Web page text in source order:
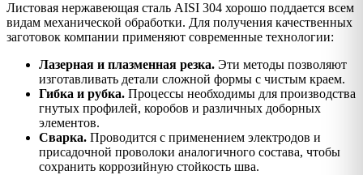
Листовая нержавеющая сталь AISI 304 хорошо поддается всем
видам механической обработки. Для получения качественных
заготовок компании применяют современные технологии:
Лазерная и плазменная резка. Эти методы позволяют
изготавливать детали сложной формы с чистым краем.
Гибка и рубка. Процессы необходимы для производства
гнутых профилей, коробов и различных доборных
элементов.
Сварка. Проводится с применением электродов и
присадочной проволоки аналогичного состава, чтобы
сохранить коррозийную стойкость шва.